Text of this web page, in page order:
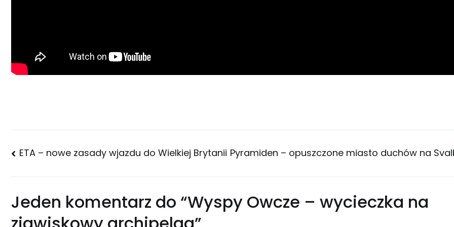
Nawigacja
ETA – nowe zasady wjazdu do Wielkiej Brytanii Pyramiden – opuszczone miasto duchów na
Jeden komentarz do “Wyspy Owcze – wycieczka na